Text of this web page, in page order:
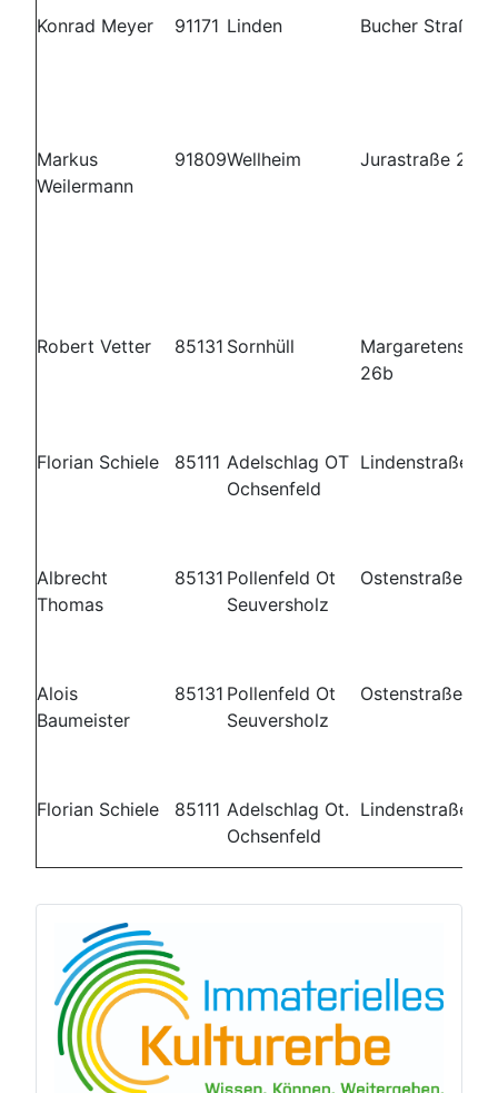
Konrad Meyer 91171 Linden Bucher Straße 1
Markus
Weilermann
91809Wellheim Jurastraße 2
Robert Vetter 85131 Sornhüll
26b
Florian Schiele 85111 Adelschlag OT
Ochsenfeld
Lindenstraße 2
Albrecht
Thomas
85131 Pollenfeld Ot
Seuversholz
Ostenstraße 15
Alois
Baumeister
85131 Pollenfeld Ot
Seuversholz
Ostenstraße 8
Florian Schiele 85111 Adelschlag Ot.
Ochsenfeld
Lindenstraße 2